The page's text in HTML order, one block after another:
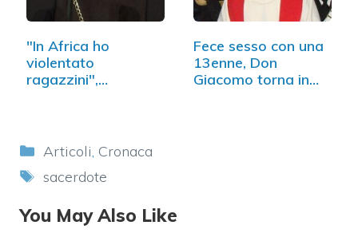
"In Africa ho
violentato
ragazzini",
Fece sesso con una
13enne, Don
Giacomo torna in
Categorie
Articoli Cronaca
Tag
sacerdote
You May Also Like